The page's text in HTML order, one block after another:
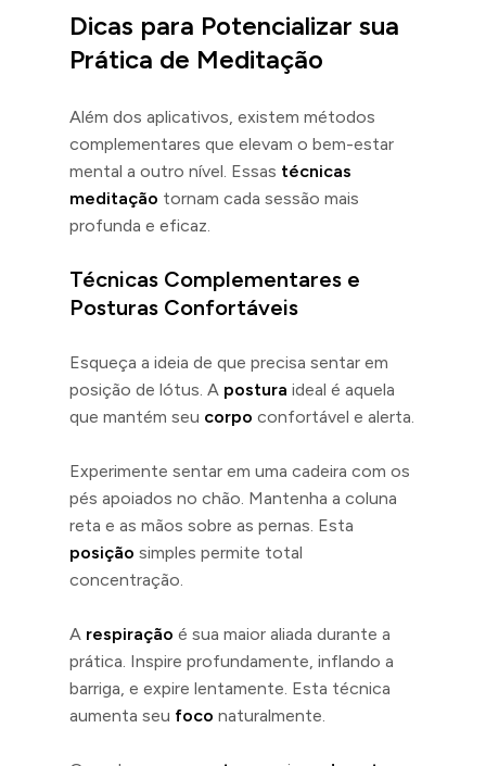
Dicas para Potencializar sua
Prática de Meditação
Além dos aplicativos, existem métodos
complementares que elevam o bem-estar
mental a outro nível. Essas técnicas
meditação tornam cada sessão mais
profunda e eficaz.
Técnicas Complementares e
Posturas Confortáveis
Esqueça a ideia de que precisa sentar em
posição de lótus. A postura ideal é aquela
que mantém seu corpo confortável e alerta.
Experimente sentar em uma cadeira com os
pés apoiados no chão. Mantenha a coluna
reta e as mãos sobre as pernas. Esta
posição simples permite total
concentração.
A respiração é sua maior aliada durante a
prática. Inspire profundamente, inflando a
barriga, e expire lentamente. Esta técnica
aumenta seu foco naturalmente.